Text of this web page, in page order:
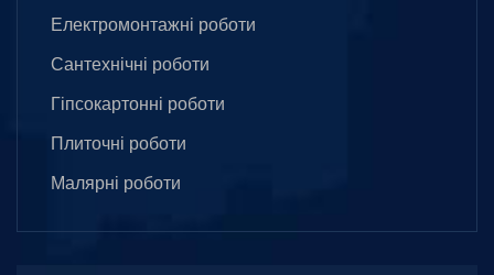
Електромонтажні роботи
Сантехнічні роботи
Гіпсокартонні роботи
Плиточні роботи
Малярні роботи